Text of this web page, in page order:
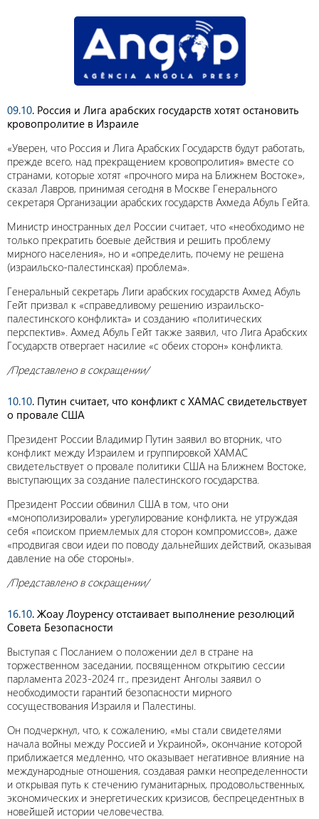
09.10. Россия и Лига арабских государств хотят остановить
кровопролитие в Израиле
«Уверен, что Россия и Лига Арабских Государств будут работать,
прежде всего, над прекращением кровопролития» вместе со
странами, которые хотят «прочного мира на Ближнем Востоке»,
сказал Лавров, принимая сегодня в Москве Генерального
секретаря Организации арабских государств Ахмеда Абуль Гейта.
Министр иностранных дел России считает, что «необходимо не
только прекратить боевые действия и решить проблему
мирного населения», но и «определить, почему не решена
(израильско-палестинская) проблема».
Генеральный секретарь Лиги арабских государств Ахмед Абуль
Гейт призвал к «справедливому решению израильско-
палестинского конфликта» и созданию «политических
перспектив». Ахмед Абуль Гейт также заявил, что Лига Арабских
Государств отвергает насилие «с обеих сторон» конфликта.
/Представлено в сокращении/
10.10. Путин считает, что конфликт с ХАМАС свидетельствует
о провале США
Президент России Владимир Путин заявил во вторник, что
конфликт между Израилем и группировкой ХАМАС
свидетельствует о провале политики США на Ближнем Востоке,
выступающих за создание палестинского государства.
Президент России обвинил США в том, что они
«монополизировали» урегулирование конфликта, не утруждая
себя «поиском приемлемых для сторон компромиссов», даже
«продвигая свои идеи по поводу дальнейших действий, оказывая
давление на обе стороны».
/Представлено в сокращении/
16.10. Жоау Лоуренсу отстаивает выполнение резолюций
Совета Безопасности
Выступая с Посланием о положении дел в стране на
торжественном заседании, посвященном открытию сессии
парламента 2023-2024 гг., президент Анголы заявил о
необходимости гарантий безопасности мирного
сосуществования Израиля и Палестины.
Он подчеркнул, что, к сожалению, «мы стали свидетелями
начала войны между Россией и Украиной», окончание которой
приближается медленно, что оказывает негативное влияние на
международные отношения, создавая рамки неопределенности
и открывая путь к стечению гуманитарных, продовольственных,
экономических и энергетических кризисов, беспрецедентных в
новейшей истории человечества.